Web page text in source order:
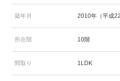
築年月 2010年（平成
所在階 10階
間取り 1LDK